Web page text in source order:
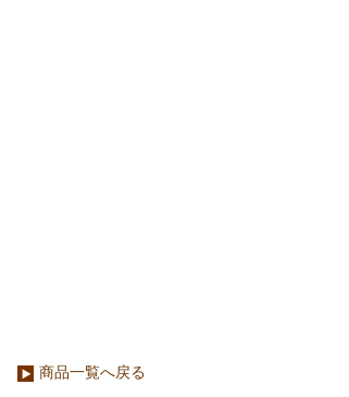
商品一覧へ戻る